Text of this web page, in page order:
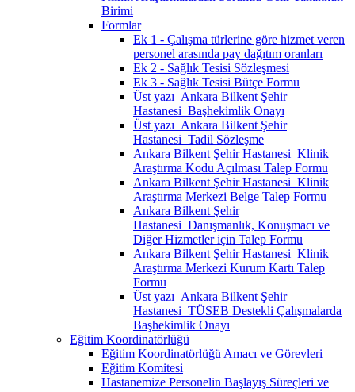
Birimi
Formlar
Ek 1 - Çalışma türlerine göre hizmet veren
personel arasında pay dağıtım oranları
Ek 2 - Sağlık Tesisi Sözleşmesi
Ek 3 - Sağlık Tesisi Bütçe Formu
Üst yazı_Ankara Bilkent Şehir
Hastanesi_Başhekimlik Onayı
Üst yazı_Ankara Bilkent Şehir
Hastanesi_Tadil Sözleşme
Ankara Bilkent Şehir Hastanesi_Klinik
Araştırma Kodu Açılması Talep Formu
Ankara Bilkent Şehir Hastanesi_Klinik
Araştırma Merkezi Belge Talep Formu
Ankara Bilkent Şehir
Hastanesi_Danışmanlık, Konuşmacı ve
Diğer Hizmetler için Talep Formu
Ankara Bilkent Şehir Hastanesi_Klinik
Araştırma Merkezi Kurum Kartı Talep
Formu
Üst yazı_Ankara Bilkent Şehir
Hastanesi_TÜSEB Destekli Çalışmalarda
Başhekimlik Onayı
Eğitim Koordinatörlüğü
Eğitim Koordinatörlüğü Amacı ve Görevleri
Eğitim Komitesi
Hastanemize Personelin Başlayış Süreçleri ve